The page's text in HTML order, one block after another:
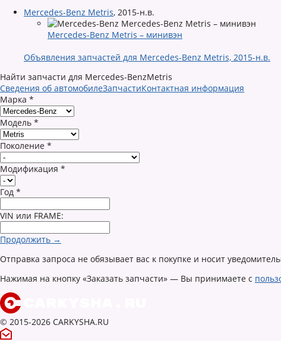
Mercedes-Benz Metris, 2015-н.в.
Mercedes-Benz Metris – минивэн
Объявления запчастей для Mercedes-Benz Metris, 2015-н.в.
Найти запчасти для Mercedes-BenzMetris
Сведения об автомобилеЗапчастиКонтактная информация
Марка *
Модель *
Поколение *
Модификация *
Год *
VIN или FRAME:
Продолжить →
Отправка запроса не обязывает вас к покупке и носит
Нажимая на кнопку «Заказать запчасти» — Вы принимаете с
© 2015-2026 CARKYSHA.RU